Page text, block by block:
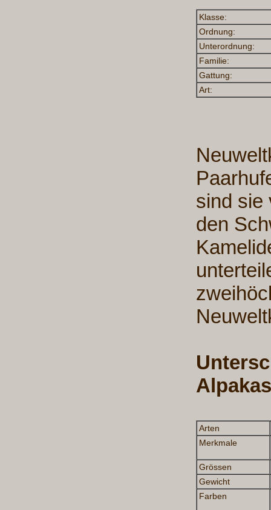
Klasse:
Ordnung:
Unterordnung:
Familie:
Gattung:
Art:
sind sie
den
Alpakas
Arten
Merkmale
Grössen
Gewicht
Farben